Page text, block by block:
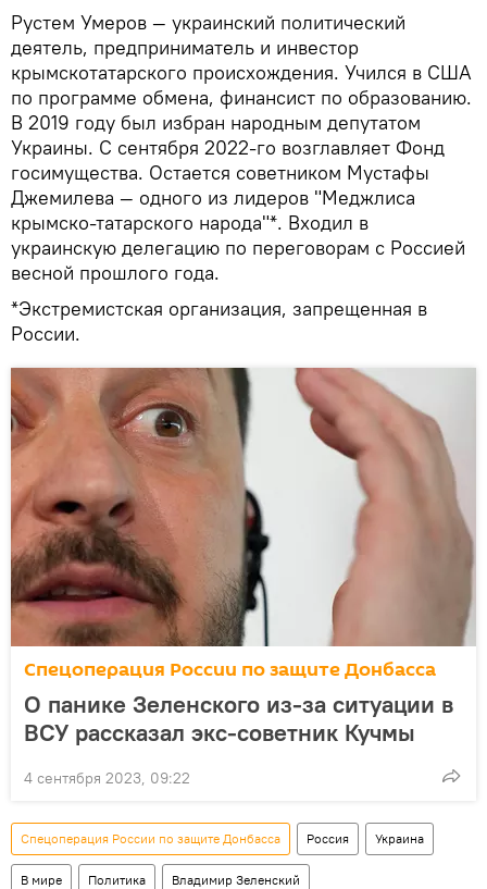
Рустем Умеров — украинский политический
деятель, предприниматель и инвестор
крымскотатарского происхождения. Учился в США
по программе обмена, финансист по образованию.
В 2019 году был избран народным депутатом
Украины. С сентября 2022-го возглавляет Фонд
госимущества. Остается советником Мустафы
Джемилева — одного из лидеров "Меджлиса
крымско-татарского народа"*. Входил в
украинскую делегацию по переговорам с Россией
весной прошлого года.
*Экстремистская организация, запрещенная в
России.
Спецоперация России по защите Донбасса
О панике Зеленского из-за ситуации в
ВСУ рассказал экс-советник Кучмы
4 сентября 2023, 09:22
Спецоперация России по защите Донбасса Россия Украина
В мире Политика Владимир Зеленский